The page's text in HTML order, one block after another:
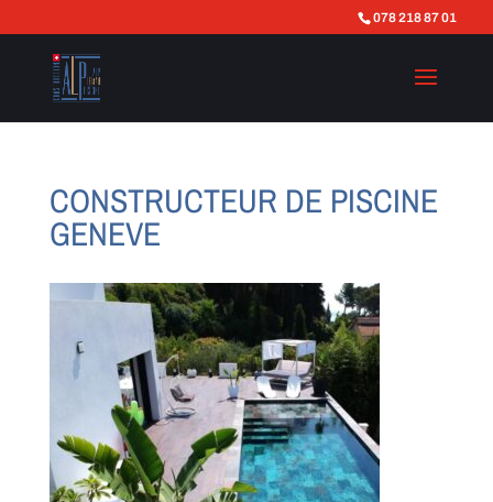
078 218 87 01
CONSTRUCTEUR DE PISCINE
GENEVE